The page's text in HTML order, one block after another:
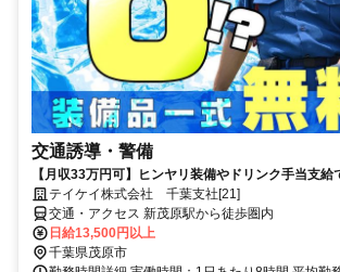
交通誘導・警備
【月収33万円可】ヒンヤリ装備やドリンク手当支給
テイケイ株式会社 千葉支社[21]
交通・アクセス 新茂原駅から徒歩圏内
日給13,500円以上
千葉県茂原市